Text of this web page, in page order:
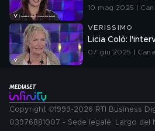
10 mag 2025 |
VERISSIMO
Licia Colò:
07 giu 2025 |
Copyright ©1999-2026 RTI Business
03976881007 - Sede legale: Largo del